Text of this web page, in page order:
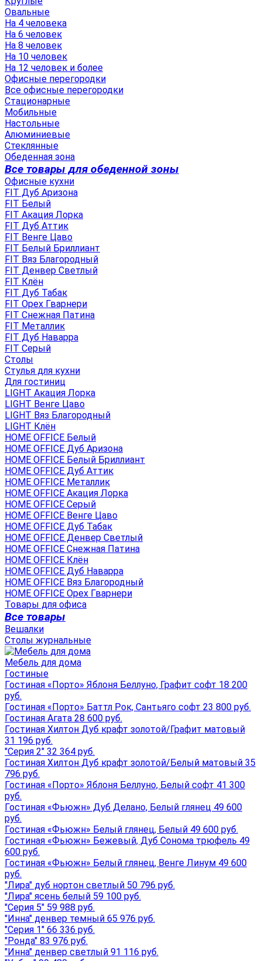
Овальные
На 4 человека
На 6 человек
На 8 человек
На 10 человек
На 12 человек и более
Офисные перегородки
Все офисные перегородки
Стационарные
Мобильные
Настольные
Алюминиевые
Стеклянные
Обеденная зона
Все товары для обеденной зоны
Офисные кухни
FIT Дуб Аризона
FIT Белый
FIT Акация Лорка
FIT Дуб Аттик
FIT Венге Цаво
FIT Белый Бриллиант
FIT Вяз Благородный
FIT Денвер Светлый
FIT Клён
FIT Дуб Табак
FIT Орех Гварнери
FIT Снежная Патина
FIT Металлик
FIT Дуб Наварра
FIT Серый
Столы
Стулья для кухни
Для гостиниц
LIGHT Акация Лорка
LIGHT Венге Цаво
LIGHT Вяз Благородный
LIGHT Клён
HOME OFFICE Белый
HOME OFFICE Дуб Аризона
HOME OFFICE Белый Бриллиант
HOME OFFICE Дуб Аттик
HOME OFFICE Металлик
HOME OFFICE Акация Лорка
HOME OFFICE Серый
HOME OFFICE Венге Цаво
HOME OFFICE Дуб Табак
HOME OFFICE Денвер Светлый
HOME OFFICE Снежная Патина
HOME OFFICE Клён
HOME OFFICE Дуб Наварра
HOME OFFICE Вяз Благородный
HOME OFFICE Орех Гварнери
Товары для офиса
Все товары
Вешалки
Столы журнальные
Мебель для дома
Гостиные
Гостиная «Порто» Яблоня Беллуно, Графит софт 18 200
руб.
Гостиная «Порто» Баттл Рок, Сантьяго софт 23 800 руб.
Гостиная Агата 28 600 руб.
Гостиная Хилтон Дуб крафт золотой/Графит матовый
31 196 руб.
"Серия 2" 32 364 руб.
Гостиная Хилтон Дуб крафт золотой/Белый матовый 35
796 руб.
Гостиная «Порто» Яблоня Беллуно, Белый софт 41 300
руб.
Гостиная «Фьюжн» Дуб Делано, Белый глянец 49 600
руб.
Гостиная «Фьюжн» Белый глянец, Белый 49 600 руб.
Гостиная «Фьюжн» Бежевый, Дуб Сонома трюфель 49
600 руб.
Гостиная «Фьюжн» Белый глянец, Венге Линум 49 600
руб.
"Лира" дуб нортон светлый 50 796 руб.
"Лира" ясень белый 59 100 руб.
"Серия 5" 59 988 руб.
"Инна" денвер темный 65 976 руб.
"Серия 1" 66 336 руб.
"Ронда" 83 976 руб.
"Инна" денвер светлый 91 116 руб.